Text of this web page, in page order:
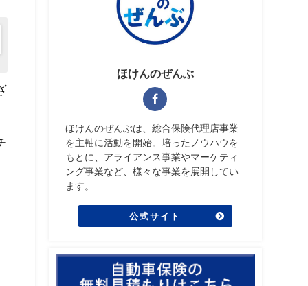
ほけんのぜんぶ
ほけんのぜんぶは、総合保険代理店事業
を主軸に活動を開始。培ったノウハウを
もとに、アライアンス事業やマーケティ
ング事業など、様々な事業を展開してい
ます。
公式サイト